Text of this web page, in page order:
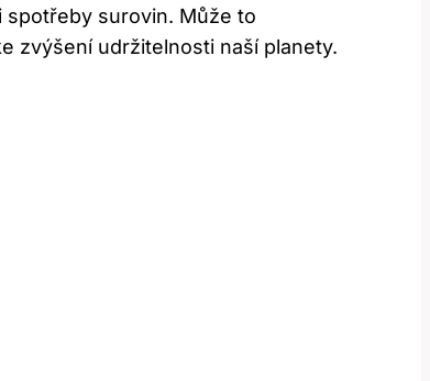
spotřeby surovin. Může to
zvýšení udržitelnosti naší planety.